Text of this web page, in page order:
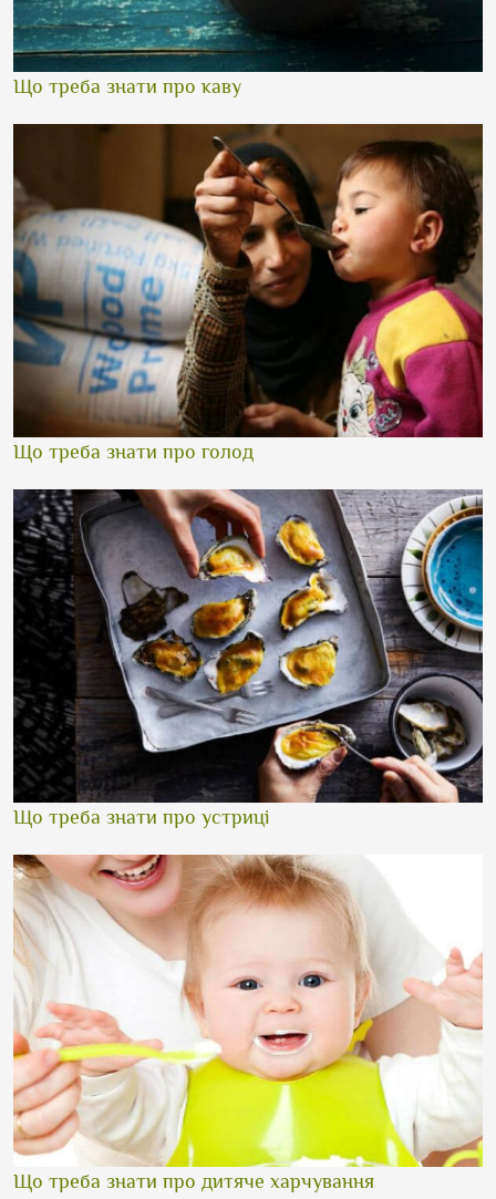
Що треба знати про каву
Що треба знати про голод
Що треба знати про устриці
Що треба знати про дитяче харчування